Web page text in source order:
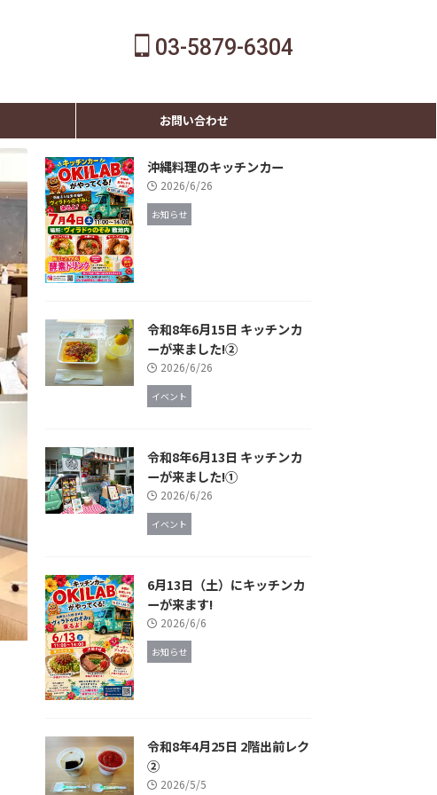
03-5879-6304
お問い合わせ
沖縄料理のキッチンカー
2026/6/26
お知らせ
令和8年6月15日 キッチンカ
ーが来ました!②
2026/6/26
イベント
令和8年6月13日 キッチンカ
ーが来ました!①
2026/6/26
イベント
6月13日（土）にキッチンカ
ーが来ます!
2026/6/6
お知らせ
令和8年4月25日 2階出前レク
②
2026/5/5